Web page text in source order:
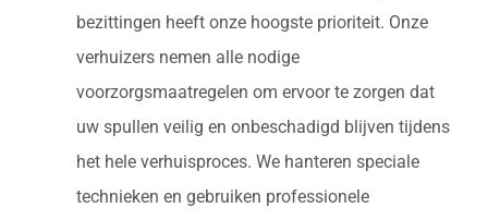
bezittingen heeft onze hoogste prioriteit. Onze
verhuizers nemen alle nodige
voorzorgsmaatregelen om ervoor te zorgen dat
uw spullen veilig en onbeschadigd blijven tijdens
het hele verhuisproces. We hanteren speciale
technieken en gebruiken professionele